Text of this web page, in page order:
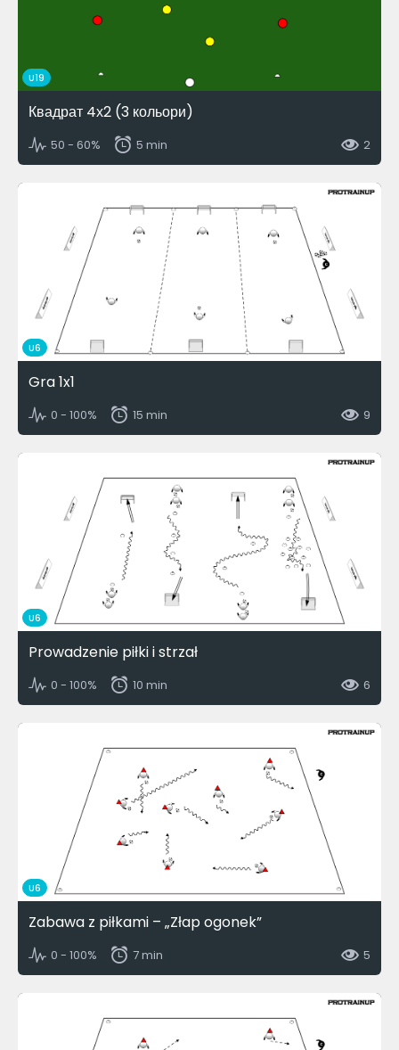
U19
Квадрат 4х2 (3 кольори)
50 - 60% 5 min 2
U6
Gra 1x1
0 - 100% 15 min 9
U6
Prowadzenie piłki i strzał
0 - 100% 10 min 6
U6
Zabawa z piłkami – „Złap ogonek”
0 - 100% 7 min 5